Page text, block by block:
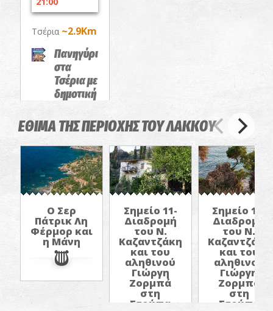
Τσέρια ~2.9Km
Πανηγύρι
στα
Τσέρια με
δημοτική
μουσική
ΕΘΙΜΑ ΤΗΣ ΠΕΡΙΟΧΗΣ ΤΟΥ ΛΑΚΚΟΥ
Ο Σερ
Πάτρικ Λη
Φέρμορ και
η Μάνη
Σημείο 11-
Διαδρομή
του Ν.
Καζαντζάκη
και του
αληθινού
Γιώργη
Ζορμπά
στη
Στούπα
Σημείο 12-
Διαδρομή
του Ν.
Καζαντζάκη
και του
αληθινού
Γιώργη
Ζορμπά
στη
Στούπα